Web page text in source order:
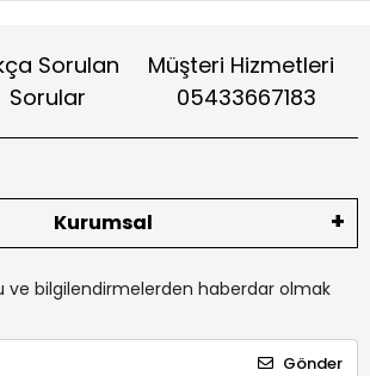
Sorulan
Sorular
Müşteri Hizmetleri
05433667183
Kurumsal
ve bilgilendirmelerden haberdar olmak
Gönder